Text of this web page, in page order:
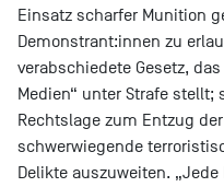
Einsatz scharfer Munition
Demonstrant:innen zu
verabschiedete Gesetz,
Medien“ unter Strafe stellt;
Rechtslage zum Entzug
schwerwiegende
Delikte auszuweiten.